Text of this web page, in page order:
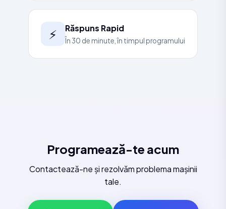
⚡ Răspuns Rapid
În 30 de minute, în timpul programului
Programează-te acum
Contactează-ne și rezolvăm problema mașinii
tale.